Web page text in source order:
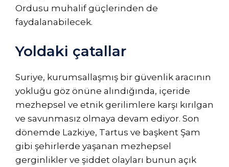
Ordusu muhalif güçlerinden de
faydalanabilecek.
Yoldaki çatallar
Suriye, kurumsallaşmış bir güvenlik aracının
yokluğu göz önüne alındığında, içeride
mezhepsel ve etnik gerilimlere karşı kırılgan
ve savunmasız olmaya devam ediyor. Son
dönemde Lazkiye, Tartus ve başkent Şam
gibi şehirlerde yaşanan mezhepsel
gerginlikler ve şiddet olayları bunun açık